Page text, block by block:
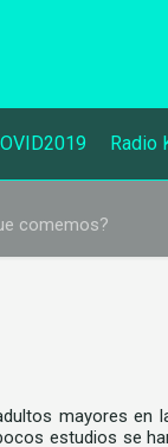
Radio
comemos?
mayores en
estudios se